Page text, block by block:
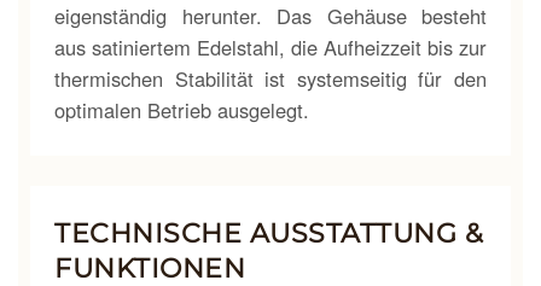
eigenständig herunter. Das Gehäuse besteht
aus satiniertem Edelstahl, die Aufheizzeit bis zur
thermischen Stabilität ist systemseitig für den
optimalen Betrieb ausgelegt.
TECHNISCHE AUSSTATTUNG &
FUNKTIONEN